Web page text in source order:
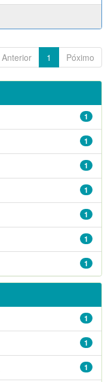
Anterior 1 Póximo
1
1
1
1
1
1
1
1
1
1